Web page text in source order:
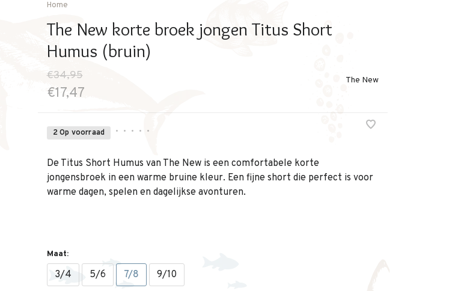
Home
The New korte broek jongen Titus Short
Humus (bruin)
€34,95
€17,47
The New
2 Op voorraad • • • • •
De Titus Short Humus van The New is een comfortabele korte
jongensbroek in een warme bruine kleur. Een fijne short die perfect is voor
warme dagen, spelen en dagelijkse avonturen.
Maat:
3/4 5/6 7/8 9/10